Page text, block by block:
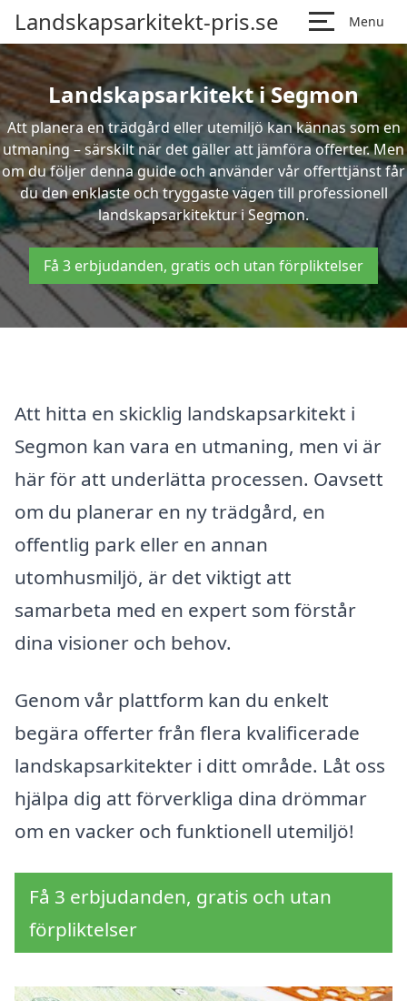
Landskapsarkitekt-pris.se Menu
Landskapsarkitekt i Segmon
Att planera en trädgård eller utemiljö kan kännas som en
utmaning – särskilt när det gäller att jämföra offerter. Men
om du följer denna guide och använder vår offerttjänst får
du den enklaste och tryggaste vägen till professionell
landskapsarkitektur i Segmon.
Få 3 erbjudanden, gratis och utan förpliktelser
Att hitta en skicklig landskapsarkitekt i
Segmon kan vara en utmaning, men vi är
här för att underlätta processen. Oavsett
om du planerar en ny trädgård, en
offentlig park eller en annan
utomhusmiljö, är det viktigt att
samarbeta med en expert som förstår
dina visioner och behov.
Genom vår plattform kan du enkelt
begära offerter från flera kvalificerade
landskapsarkitekter i ditt område. Låt oss
hjälpa dig att förverkliga dina drömmar
om en vacker och funktionell utemiljö!
Få 3 erbjudanden, gratis och utan
förpliktelser